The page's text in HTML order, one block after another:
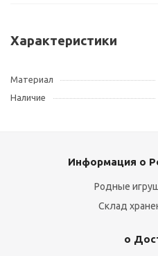
Характеристики
Материал
Наличие
Информация о
Родные
Склад
о